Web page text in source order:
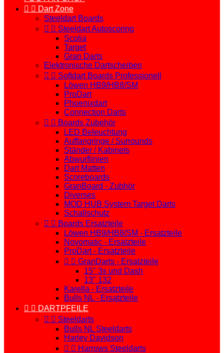
  Dart Zone
Steeldart Boards
  Steeldart Autoscoring
Scolia
Target
Gran Darts
Elektronische Dartscheiben
  Softdart Boards Professionell
Löwen HB9/HB8/SM
ProDart
Phoenixdart
Connection Darts
  Boards Zubehör
LED Beleuchtung
Auffangringe / Surrounds
Ständer / Kabinets
Abwurflinien
Dart Matten
Scoreboards
GranBoard - Zubhör
Diverses
MOD HUB System Target Darts
Schallschutz
  Boards Ersatzteile
Löwen HB9/HB8/SM - Ersatzteile
Novomatic - Ersatzteile
ProDart - Ersatzteile
  GranDarts - Ersatzteile
15" 3s und Dash
13" 132
Karella - Ersatzteile
Bulls NL - Ersatzteile
  DARTPFEILE
  Steeldarts
Bulls NL Steeldarts
Harley Davidson
  Harrows Steeldarts